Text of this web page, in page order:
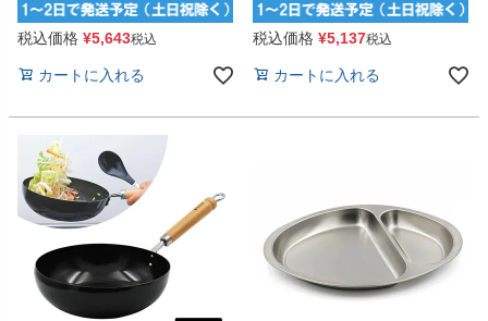
税込価格 ¥5,643税込
カートに入れる
税込価格 ¥5,137税込
カートに入れる